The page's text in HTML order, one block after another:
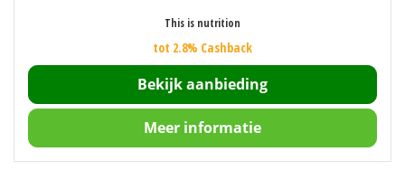
This is nutrition
tot 2.8% Cashback
Bekijk aanbieding
Meer informatie